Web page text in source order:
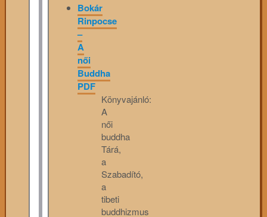
Bokár
Rinpocse
–
A
női
Buddha
PDF
Könyvajánló:
A
női
buddha
Tárá,
a
Szabadító,
a
tibeti
buddhizmus